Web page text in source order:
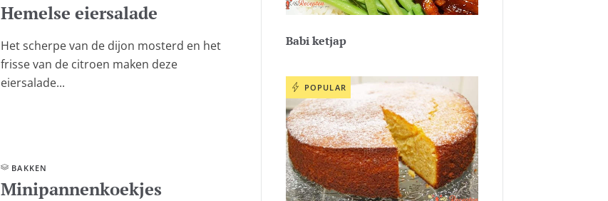
Hemelse eiersalade
Het scherpe van de dijon mosterd en het
frisse van de citroen maken deze
eiersalade...
BAKKEN
Minipannenkoekjes
Babi ketjap
POPULAR